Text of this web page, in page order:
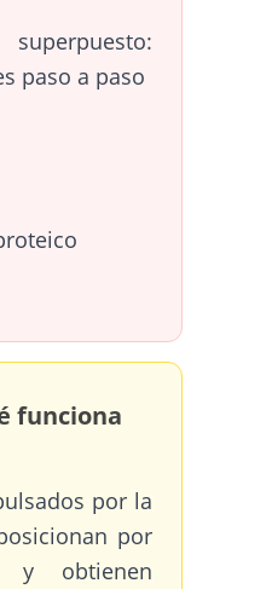
paso a paso
funciona
por la
por
y obtienen